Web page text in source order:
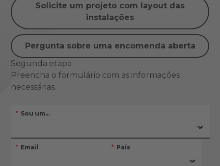
Solicite um projeto com layout das
instalações
Pergunta sobre uma encomenda aberta
Segunda etapa
Preencha o formulário com as informações
necessárias.